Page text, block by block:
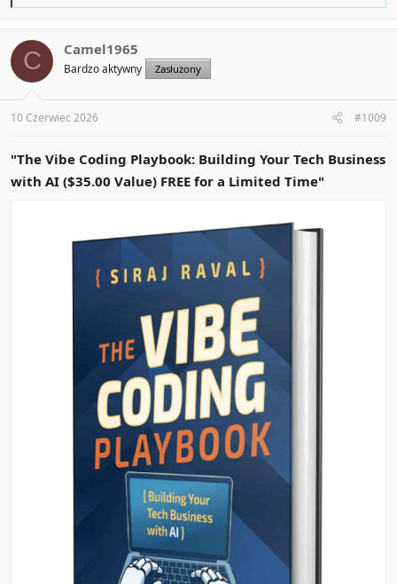
t
i
s
:
C Camel1965
Bardzo aktywny Zasłużony
10 Czerwiec 2026 #1009
"The Vibe Coding Playbook: Building Your Tech Business
with AI ($35.00 Value) FREE for a Limited Time"